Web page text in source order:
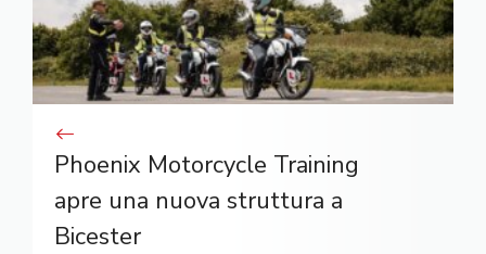
Phoenix Motorcycle Training
apre una nuova struttura a
Bicester